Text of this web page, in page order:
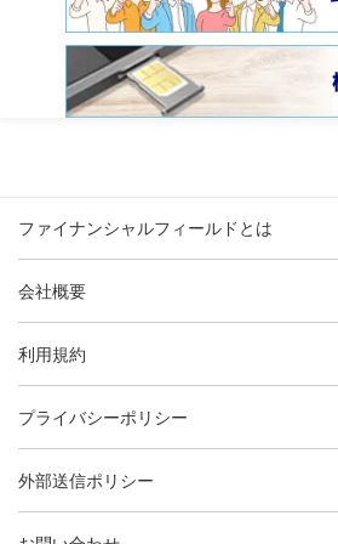
ファイナンシャルフィールドとは
会社概要
利用規約
プライバシーポリシー
外部送信ポリシー